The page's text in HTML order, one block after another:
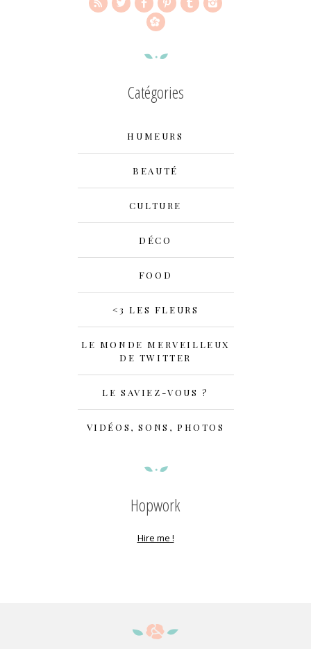
Catégories
HUMEURS
BEAUTÉ
CULTURE
DÉCO
FOOD
<3 LES FLEURS
LE MONDE MERVEILLEUX
DE TWITTER
LE SAVIEZ-VOUS ?
VIDÉOS, SONS, PHOTOS
Hopwork
Hire me !